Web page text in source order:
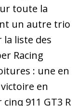
toute la
un autre trio
liste des
Racing
: une en
en
911 GT3 R